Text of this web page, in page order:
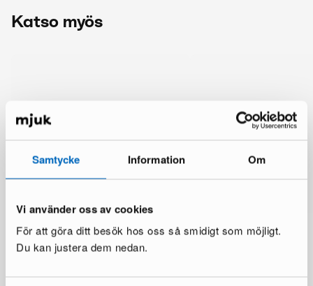
Samtycke Information Om
Vi använder oss av cookies
För att göra ditt besök hos oss så smidigt som möjligt.
Du kan justera dem nedan.
Katso myös